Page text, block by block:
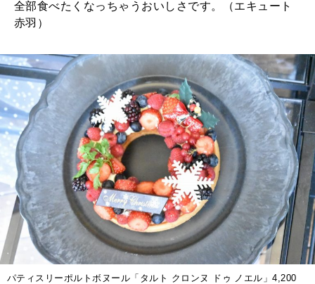
全部食べたくなっちゃうおいしさです。（エキュート
赤羽）
パティスリーポルトボヌール「タルト クロンヌ ドゥ ノエル」4,200